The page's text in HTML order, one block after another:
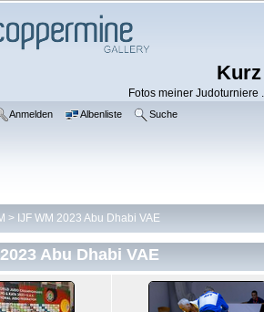
Fotos meiner
Anmelden Albenliste Suche
> IJF WM 2023 Abu Dhabi VAE
Abu Dhabi VAE